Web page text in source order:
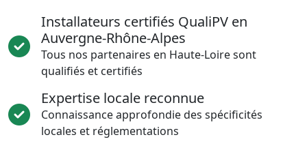
Installateurs certifiés QualiPV en
Auvergne-Rhône-Alpes
Tous nos partenaires en Haute-Loire sont
qualifiés et certifiés
Expertise locale reconnue
Connaissance approfondie des spécificités
locales et réglementations